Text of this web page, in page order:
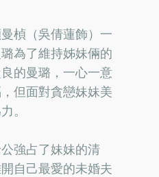
楨（吳倩蓮飾）一
為了維持姊妹倆的
的曼璐，一心一意
但面對貪戀妹妹美
。
強占了妹妹的清
自己最愛的未婚夫